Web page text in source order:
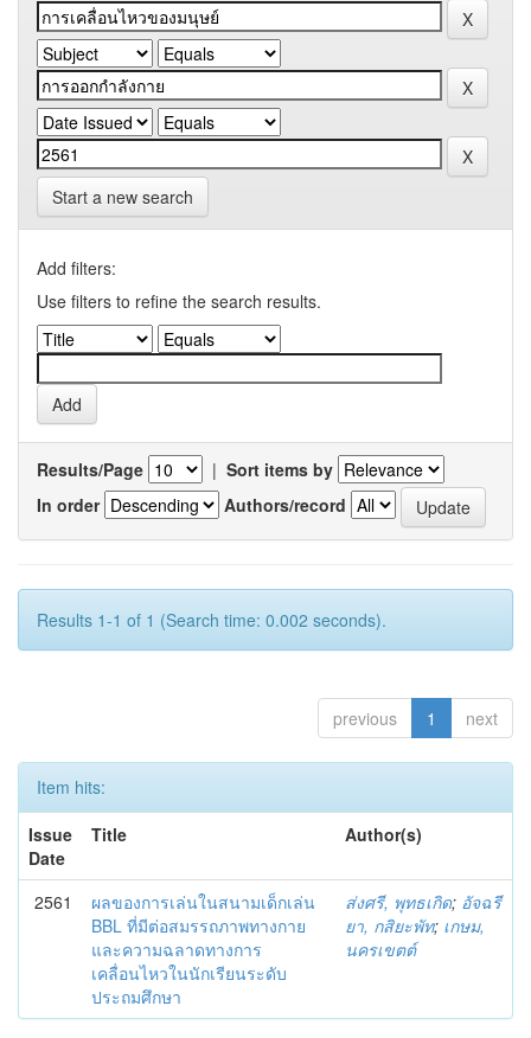
Start a new search
Add filters:
Use filters to refine the search results.
Results/Page | Sort items by
In order
Authors/record
Results 1-1 of 1 (Search time: 0.002 seconds).
previous 1 next
Item hits:
Issue
Date
Title Author(s)
2561
ผลของการเล่นในสนามเด็กเล่น
BBL ที่มีต่อสมรรถภาพทางกาย
และความฉลาดทางการ
เคลื่อนไหวในนักเรียนระดับ
ประถมศึกษา
ส่งศรี, พุทธเกิด; อัจฉรี
ยา, กสิยะพัท; เกษม,
นครเขตต์